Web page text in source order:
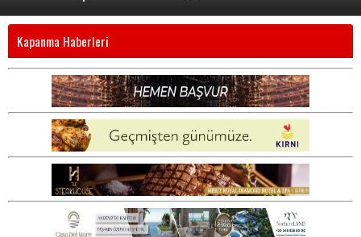
Kapanma Haberleri